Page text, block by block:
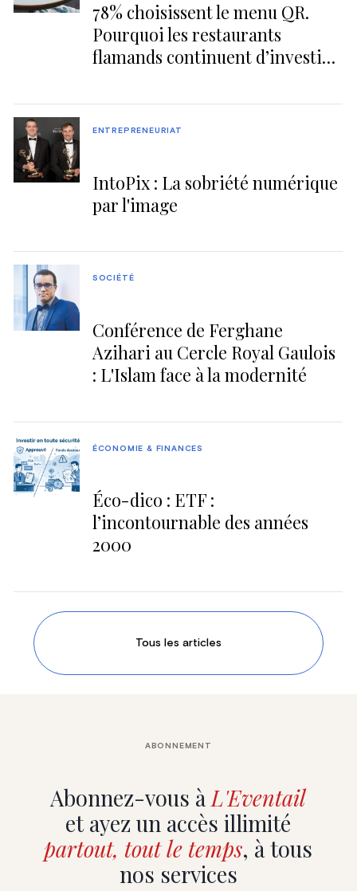
78% choisissent le menu QR.
Pourquoi les restaurants
flamands continuent d’investir
IntoPix : La sobriété numérique
par l'image
ENTREPRENEURIAT
Conférence de Ferghane
Azihari au Cercle Royal Gaulois
: L'Islam face à la modernité
SOCIÉTÉ
Éco-dico : ETF :
l’incontournable des années
2000
ÉCONOMIE & FINANCES
Tous les articles
Abonnez-vous àL'Eventail
et ayez un accès illimité
partout, tout le temps, à tous
nos services
ABONNEMENT